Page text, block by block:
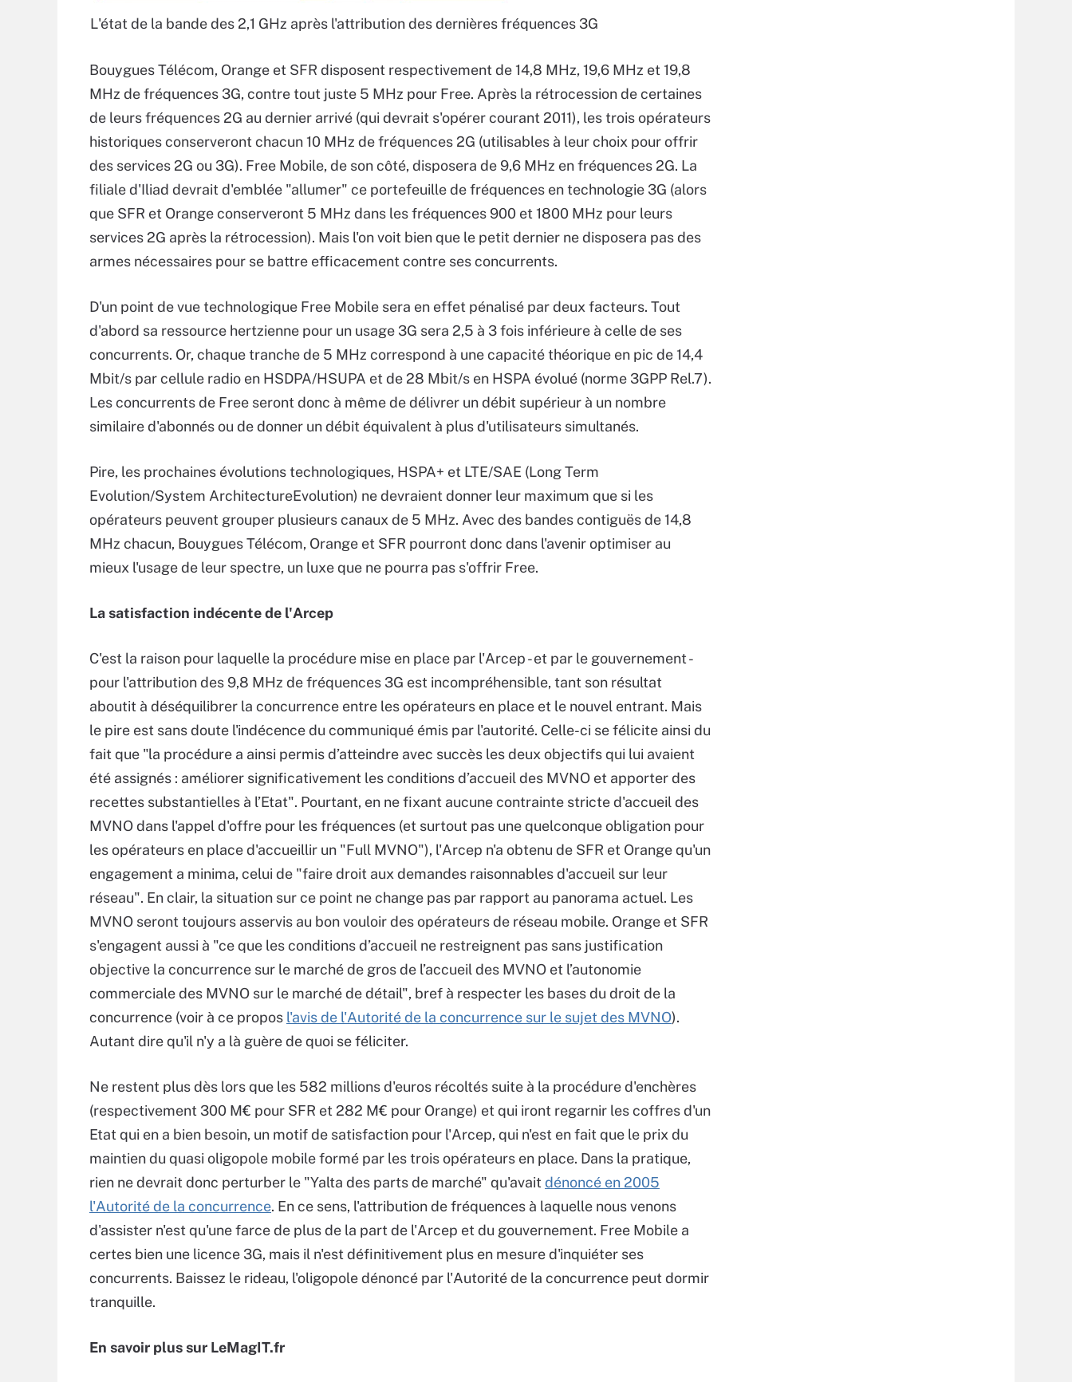
L'état de la bande des 2,1 GHz après l'attribution des dernières fréquences 3G
Bouygues Télécom, Orange et SFR disposent respectivement de 14,8 MHz, 19,6 MHz et 19,8
MHz de fréquences 3G, contre tout juste 5 MHz pour Free. Après la rétrocession de certaines
de leurs fréquences 2G au dernier arrivé (qui devrait s'opérer courant 2011), les trois opérateurs
historiques conserveront chacun 10 MHz de fréquences 2G (utilisables à leur choix pour offrir
des services 2G ou 3G). Free Mobile, de son côté, disposera de 9,6 MHz en fréquences 2G. La
filiale d'Iliad devrait d'emblée "allumer" ce portefeuille de fréquences en technologie 3G (alors
que SFR et Orange conserveront 5 MHz dans les fréquences 900 et 1800 MHz pour leurs
services 2G après la rétrocession). Mais l'on voit bien que le petit dernier ne disposera pas des
armes nécessaires pour se battre efficacement contre ses concurrents.
D'un point de vue technologique Free Mobile sera en effet pénalisé par deux facteurs. Tout
d'abord sa ressource hertzienne pour un usage 3G sera 2,5 à 3 fois inférieure à celle de ses
concurrents. Or, chaque tranche de 5 MHz correspond à une capacité théorique en pic de 14,4
Mbit/s par cellule radio en HSDPA/HSUPA et de 28 Mbit/s en HSPA évolué (norme 3GPP Rel.7).
Les concurrents de Free seront donc à même de délivrer un débit supérieur à un nombre
similaire d'abonnés ou de donner un débit équivalent à plus d'utilisateurs simultanés.
Pire, les prochaines évolutions technologiques, HSPA+ et LTE/SAE (Long Term
Evolution/System ArchitectureEvolution) ne devraient donner leur maximum que si les
opérateurs peuvent grouper plusieurs canaux de 5 MHz. Avec des bandes contiguës de 14,8
MHz chacun, Bouygues Télécom, Orange et SFR pourront donc dans l'avenir optimiser au
mieux l'usage de leur spectre, un luxe que ne pourra pas s'offrir Free.
La satisfaction indécente de l'Arcep
C'est la raison pour laquelle la procédure mise en place par l'Arcep - et par le gouvernement -
pour l'attribution des 9,8 MHz de fréquences 3G est incompréhensible, tant son résultat
aboutit à déséquilibrer la concurrence entre les opérateurs en place et le nouvel entrant. Mais
le pire est sans doute l'indécence du communiqué émis par l'autorité. Celle-ci se félicite ainsi du
fait que "la procédure a ainsi permis d’atteindre avec succès les deux objectifs qui lui avaient
été assignés : améliorer significativement les conditions d’accueil des MVNO et apporter des
recettes substantielles à l’Etat". Pourtant, en ne fixant aucune contrainte stricte d'accueil des
MVNO dans l'appel d'offre pour les fréquences (et surtout pas une quelconque obligation pour
les opérateurs en place d'accueillir un "Full MVNO"), l'Arcep n'a obtenu de SFR et Orange qu'un
engagement a minima, celui de "faire droit aux demandes raisonnables d'accueil sur leur
réseau". En clair, la situation sur ce point ne change pas par rapport au panorama actuel. Les
MVNO seront toujours asservis au bon vouloir des opérateurs de réseau mobile. Orange et SFR
s'engagent aussi à "ce que les conditions d’accueil ne restreignent pas sans justification
objective la concurrence sur le marché de gros de l’accueil des MVNO et l’autonomie
commerciale des MVNO sur le marché de détail", bref à respecter les bases du droit de la
concurrence (voir à ce propos l'avis de l'Autorité de la concurrence sur le sujet des MVNO).
Autant dire qu'il n'y a là guère de quoi se féliciter.
Ne restent plus dès lors que les 582 millions d'euros récoltés suite à la procédure d'enchères
(respectivement 300 M€ pour SFR et 282 M€ pour Orange) et qui iront regarnir les coffres d'un
Etat qui en a bien besoin, un motif de satisfaction pour l'Arcep, qui n'est en fait que le prix du
maintien du quasi oligopole mobile formé par les trois opérateurs en place. Dans la pratique,
rien ne devrait donc perturber le "Yalta des parts de marché" qu'avait dénoncé en 2005
l'Autorité de la concurrence. En ce sens, l'attribution de fréquences à laquelle nous venons
d'assister n'est qu'une farce de plus de la part de l'Arcep et du gouvernement. Free Mobile a
certes bien une licence 3G, mais il n'est définitivement plus en mesure d'inquiéter ses
concurrents. Baissez le rideau, l'oligopole dénoncé par l'Autorité de la concurrence peut dormir
tranquille.
En savoir plus sur LeMagIT.fr